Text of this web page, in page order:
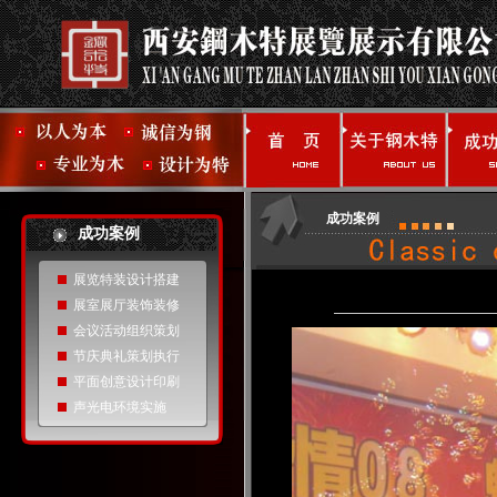
成功案例
展览特装设计搭建
展室展厅装饰装修
会议活动组织策划
节庆典礼策划执行
平面创意设计印刷
声光电环境实施
成功案例